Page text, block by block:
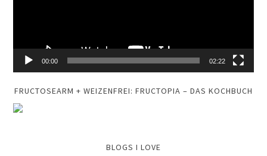
00:00 02:22
FRUCTOSEARM + WEIZENFREI: FRUCTOPIA – DAS KOCHBUCH
BLOGS I LOVE